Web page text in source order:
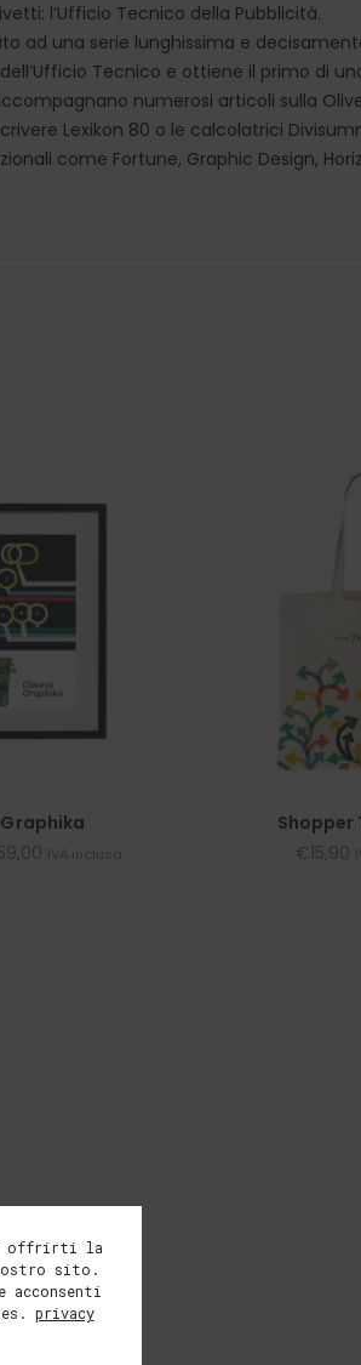
l’Ufficio Tecnico della Pubblicità.
ad una serie lunghissima e
Tecnico e ottiene il primo di
numerosi articoli sulla
Lexikon 80 o le calcolatrici
come Fortune, Graphic Design,
IVA inclusa
€15,90
offrirti la
sito.
acconsenti
privacy